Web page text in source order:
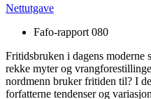
Nettutgave
Fafo-rapport 080
Fritidsbruken i dagens moderne
rekke myter og
nordmenn bruker fritiden til? I
forfatterne tendenser og